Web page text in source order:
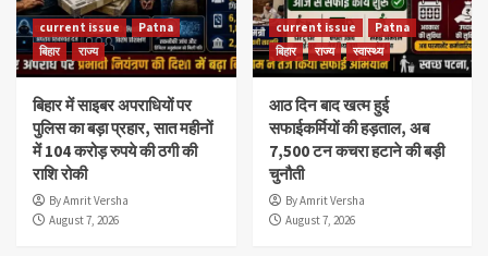
current issue
Patna
बिहार
राज्य
बिहार में साइबर अपराधियों पर
पुलिस का बड़ा प्रहार, सात महीनों
में 104 करोड़ रुपये की ठगी की
राशि रोकी
By Amrit Versha
August 7, 2026
current issue
Patna
बिहार
राज्य स्वास्थ्य
आठ दिन बाद खत्म हुई
सफाईकर्मियों की हड़ताल, अब
7,500 टन कचरा हटाने की बड़ी
चुनौती
By Amrit Versha
August 7, 2026